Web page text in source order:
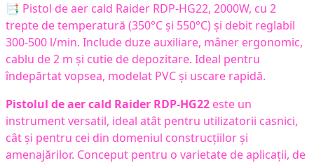
📑 Pistol de aer cald Raider RDP-HG22, 2000W, cu 2
trepte de temperatură (350°C și 550°C) și debit reglabil
300-500 l/min. Include duze auxiliare, mâner ergonomic,
cablu de 2 m și cutie de depozitare. Ideal pentru
îndepărtat vopsea, modelat PVC și uscare rapidă.
Pistolul de aer cald Raider RDP-HG22 este un
instrument versatil, ideal atât pentru utilizatorii casnici,
cât și pentru cei din domeniul construcțiilor și
amenajărilor. Conceput pentru o varietate de aplicații, de